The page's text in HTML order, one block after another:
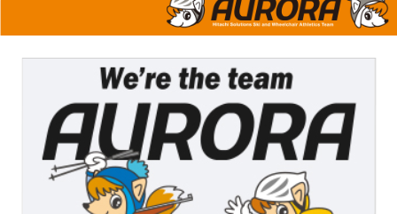
本